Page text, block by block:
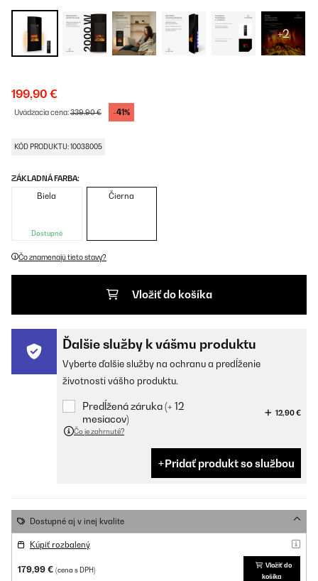
+2
199,90 €
Uvádzacia cena:339,90 € -41%
KÓD PRODUKTU: 10038005
ZÁKLADNÁ FARBA:
Biela
Dostupné
Čierna
Čo znamenajú tieto stavy?
Vložiť do košíka
Ďalšie služby k vášmu produktu
Vyberte ďalšie služby na ochranu a predĺženie
životnosti vášho produktu.
Predĺžená záruka (+ 12
mesiacov)
12,90 €
Čo je zahrnuté?
Pridať produkt so službou
Dostupné aj v inej kvalite
Kúpiť rozbalený
179,99 € (cena s DPH)
Vložiť do
košíka